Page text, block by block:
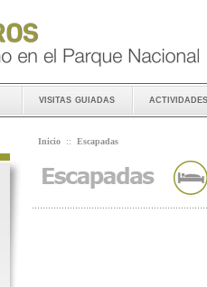
visitas guiadas actividades
Inicio :: Escapadas